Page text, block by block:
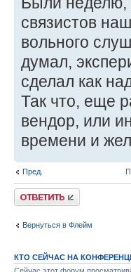
связистов
вольного
думал,
сделал как
Так что, еще
вендор, или
времени и
Пред.
Ответить
Вернуться в Флейм
КТО СЕЙЧАС НА